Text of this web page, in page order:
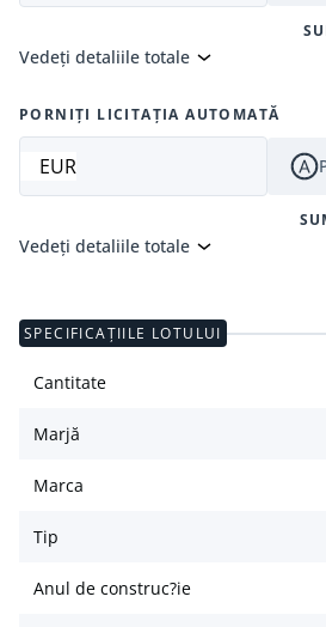
Vedeți detaliile totale
PORNIȚI LICITAȚIA AUTOMATĂ
EUR
Vedeți detaliile totale
SPECIFICAȚIILE LOTULUI
Cantitate
Marjă
Marca
Tip
Anul de construc?ie